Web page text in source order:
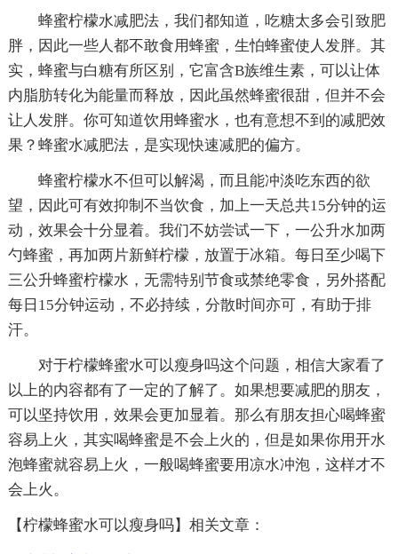
蜂蜜柠檬水减肥法，我们都知道，吃糖太多会引致肥
胖，因此一些人都不敢食用蜂蜜，生怕蜂蜜使人发胖。其
实，蜂蜜与白糖有所区别，它富含B族维生素，可以让体
内脂肪转化为能量而释放，因此虽然蜂蜜很甜，但并不会
让人发胖。你可知道饮用蜂蜜水，也有意想不到的减肥效
果？蜂蜜水减肥法，是实现快速减肥的偏方。
蜂蜜柠檬水不但可以解渴，而且能冲淡吃东西的欲
望，因此可有效抑制不当饮食，加上一天总共15分钟的运
动，效果会十分显着。我们不妨尝试一下，一公升水加两
勺蜂蜜，再加两片新鲜柠檬，放置于冰箱。每日至少喝下
三公升蜂蜜柠檬水，无需特别节食或禁绝零食，另外搭配
每日15分钟运动，不必持续，分散时间亦可，有助于排
汗。
对于柠檬蜂蜜水可以瘦身吗这个问题，相信大家看了
以上的内容都有了一定的了解了。如果想要减肥的朋友，
可以坚持饮用，效果会更加显着。那么有朋友担心喝蜂蜜
容易上火，其实喝蜂蜜是不会上火的，但是如果你用开水
泡蜂蜜就容易上火，一般喝蜂蜜要用凉水冲泡，这样才不
会上火。
【柠檬蜂蜜水可以瘦身吗】相关文章：